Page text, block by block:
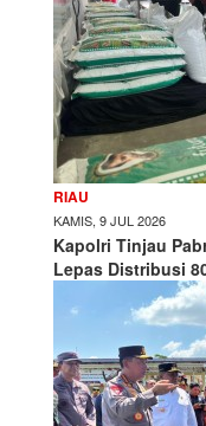
RIAU
KAMIS, 9 JUL 2026
Kapolri Tinjau
Lepas Distribusi